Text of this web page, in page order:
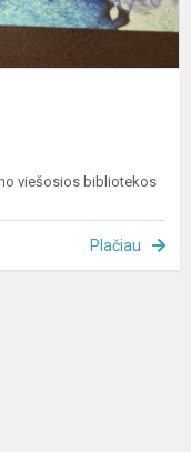
viešosios bibliotekos
Plačiau